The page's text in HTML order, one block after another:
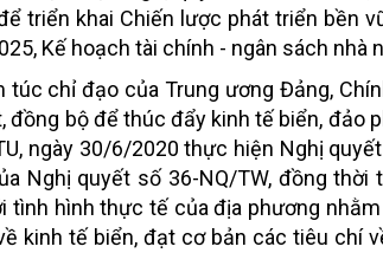
triển khai Chiến lược phát triển bền
Kế hoạch tài chính - ngân sách nhà
túc chỉ đạo của Trung ương Đảng,
đồng bộ để thúc đẩy kinh tế biển, đảo
ngày 30/6/2020 thực hiện Nghị
Nghị quyết số 36-NQ/TW, đồng thời
tình hình thực tế của địa phương
kinh tế biển, đạt cơ bản các tiêu chí